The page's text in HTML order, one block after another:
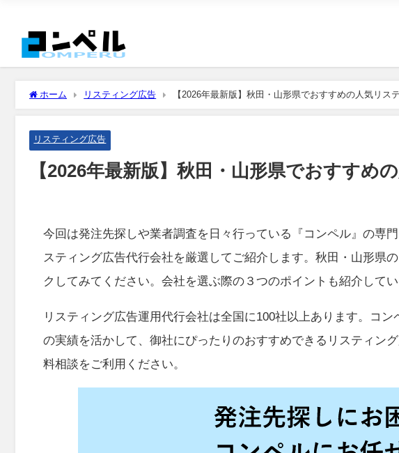
ホーム リスティング広告 【2026年最新版】秋田・山形県でおすすめの人気リス
リスティング広告
【2026年最新版】秋田・山形県でおすすめ
今回は発注先探しや業者調査を日々行っている『コンペル』の専
スティング広告代行会社を厳選してご紹介します。秋田・山形県
クしてみてください。会社を選ぶ際の３つのポイントも紹介してい
リスティング広告運用代行会社は全国に100社以上あります。コ
の実績を活かして、御社にぴったりのおすすめできるリスティン
料相談をご利用ください。